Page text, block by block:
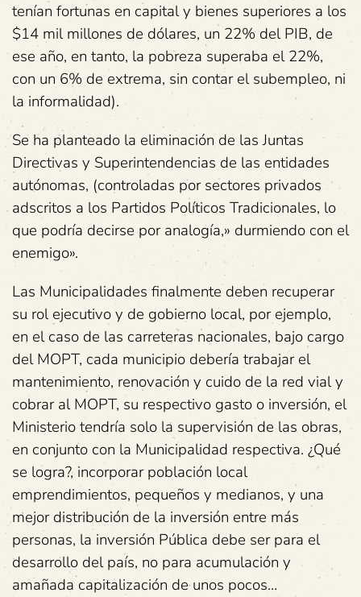
tenían fortunas en capital y bienes superiores a los
$14 mil millones de dólares, un 22% del PIB, de
ese año, en tanto, la pobreza superaba el 22%,
con un 6% de extrema, sin contar el subempleo, ni
la informalidad).
Se ha planteado la eliminación de las Juntas
Directivas y Superintendencias de las entidades
autónomas, (controladas por sectores privados
adscritos a los Partidos Políticos Tradicionales, lo
que podría decirse por analogía,» durmiendo con el
enemigo».
Las Municipalidades finalmente deben recuperar
su rol ejecutivo y de gobierno local, por ejemplo,
en el caso de las carreteras nacionales, bajo cargo
del MOPT, cada municipio debería trabajar el
mantenimiento, renovación y cuido de la red vial y
cobrar al MOPT, su respectivo gasto o inversión, el
Ministerio tendría solo la supervisión de las obras,
en conjunto con la Municipalidad respectiva. ¿Qué
se logra?, incorporar población local
emprendimientos, pequeños y medianos, y una
mejor distribución de la inversión entre más
personas, la inversión Pública debe ser para el
desarrollo del país, no para acumulación y
amañada capitalización de unos pocos…